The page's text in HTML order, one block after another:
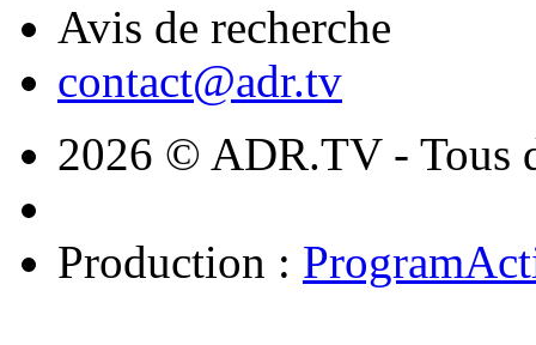
Avis de recherche
contact@adr.tv
2026 © ADR.TV - Tous
Production :